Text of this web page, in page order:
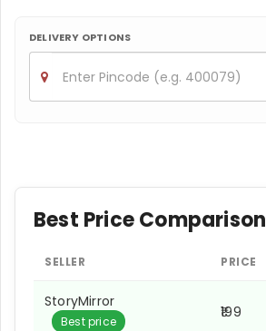
DELIVERY OPTIONS
Best Price Comparison
SELLER PRICE
StoryMirror
Best price
₹199